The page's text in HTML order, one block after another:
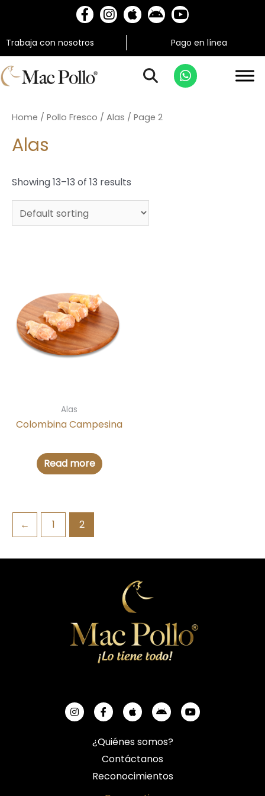
Trabaja con nosotros Pago en línea
Home / Pollo Fresco / Alas / Page 2
Alas
Showing 13–13 of 13 results
Alas
Colombina Campesina
Read more
← 1 2
¿Quiénes somos?
Contáctanos
Reconocimientos